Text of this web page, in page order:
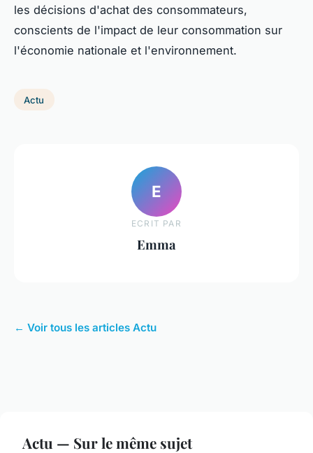
les décisions d'achat des consommateurs,
conscients de l'impact de leur consommation sur
l'économie nationale et l'environnement.
Actu
E
ECRIT PAR
Emma
← Voir tous les articles Actu
Actu — Sur le même sujet